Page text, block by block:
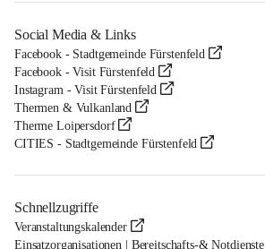
Social Media & Links
Facebook - Stadtgemeinde Fürstenfeld
Facebook - Visit Fürstenfeld
Instagram - Visit Fürstenfeld
Thermen & Vulkanland
Therme Loipersdorf
CITIES - Stadtgemeinde Fürstenfeld
Schnellzugriffe
Veranstaltungskalender
Einsatzorganisationen | Bereitschafts-& Notdienste